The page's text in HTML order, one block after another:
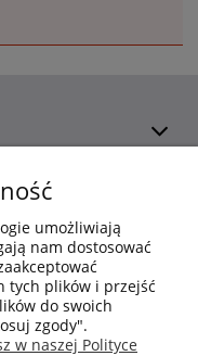
umożliwiają
nam dostosować
tych plików i przejść
do swoich
zgody".
w naszej Polityce